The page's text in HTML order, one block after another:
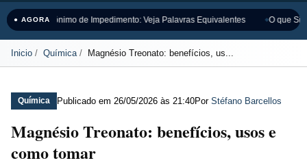
● AGORASinônimo de Impedimento: Veja Palavras Equivalentes O que
Inicio Química Magnésio Treonato: benefícios, us...
Química Publicado em 26/05/2026 às 21:40Por Stéfano Barcellos
Magnésio Treonato: benefícios, usos e
como tomar